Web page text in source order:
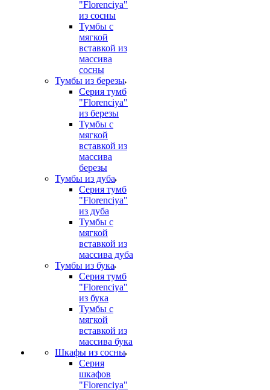
"Florenciya"
из сосны
Тумбы с
мягкой
вставкой из
массива
сосны
Тумбы из березы
Серия тумб
"Florenciya"
из березы
Тумбы с
мягкой
вставкой из
массива
березы
Тумбы из дуба
Серия тумб
"Florenciya"
из дуба
Тумбы с
мягкой
вставкой из
массива дуба
Тумбы из бука
Серия тумб
"Florenciya"
из бука
Тумбы с
мягкой
вставкой из
массива бука
Шкафы из сосны
Серия
шкафов
"Florenciya"